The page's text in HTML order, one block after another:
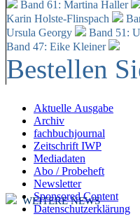
Band 61: Martina Haller
Karin Holste-Flinspach
Ursula Georgy
Band 51:
Band 47: Eike Kleiner
Bestellen
Aktuelle Ausgabe
Archiv
fachbuchjournal
Zeitschrift IWP
Mediadaten
Abo / Probeheft
Newsletter
Sponsored Content
Datenschutzerklärung
WEITERE NEWS